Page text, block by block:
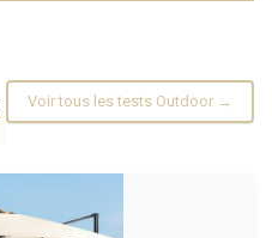
Voir tous les tests Outdoor →